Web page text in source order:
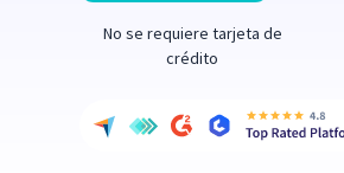
No se requiere tarjeta de
crédito